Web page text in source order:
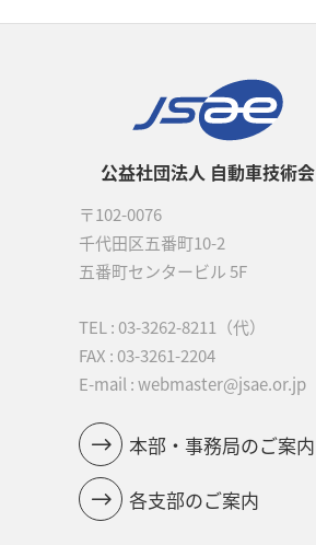
公益社団法人 自動車技術会
〒102-0076
千代田区五番町10-2
五番町センタービル 5F
TEL : 03-3262-8211
（代）
FAX : 03-3261-2204
E-mail : webmaster@jsae.or.jp
本部・事務局のご案内
各支部のご案内